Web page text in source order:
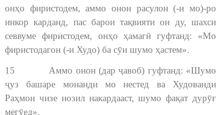
онҳо фиристодем, аммо онон расулон (-и мо)-ро
инкор карданд, пас барои тақвияти он ду, шахси
севвуме фиристодем, онҳо ҳамагӣ гуфтанд: «Мо
фиристодагон (-и Худо) ба сӯи шумо ҳастем».
15 Аммо онон (дар ҷавоб) гуфтанд: «Шумо
ҷуз башаре монанди мо нестед ва Худованди
Раҳмон чизе нозил накардааст, шумо фақат дурӯғ
мегӯед».